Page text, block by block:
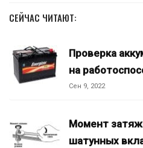
СЕЙЧАС ЧИТАЮТ:
Проверка
на
Сен 9, 2022
Момент
шатунных